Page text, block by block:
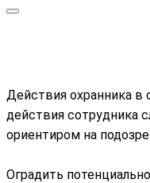
Действия охранника в
действия сотрудника
ориентиром на
Оградить